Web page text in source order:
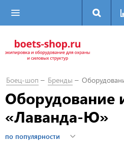
Боец-шоп Бренды
Оборудование
«Лаванда-Ю»